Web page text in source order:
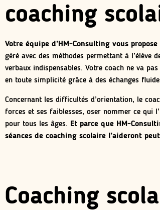
coaching
Votre équipe d’HM-Consulting vous
géré avec des méthodes permettant à
verbaux indispensables. Votre coach ne va
en toute simplicité grâce à des échanges
Concernant les difficultés d’orientation, le
forces et ses faiblesses, oser nommer ce qui
pour tous les âges. Et parce que HM-
séances de coaching scolaire l’aideront
Coaching